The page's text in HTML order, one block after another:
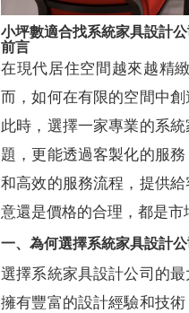
小坪數適合找系統家具設計公
前言
在現代居住空間越來越精
而，如何在有限的空間中
此時，選擇一家專業的系
題，更能透過客製化的服
和高效的服務流程，提供
意還是價格的合理，都是市
一、為何選擇系統家具設計公
選擇系統家具設計公司的
擁有豐富的設計經驗和技